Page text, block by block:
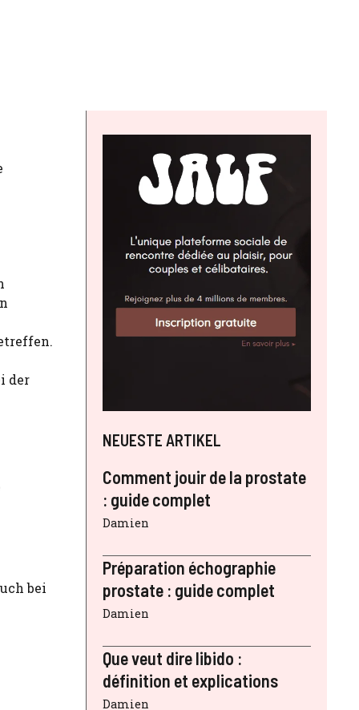
der
bei
NEUESTE ARTIKEL
Comment jouir de la prostate
: guide complet
Damien
Préparation échographie
prostate : guide complet
Damien
Que veut dire libido :
définition et explications
Damien